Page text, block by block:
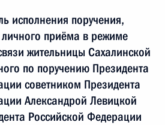
исполнения поручения,
приёма в режиме
жительницы Сахалинской
по поручению Президента
советником Президента
Александрой Левицкой
Российской Федерации